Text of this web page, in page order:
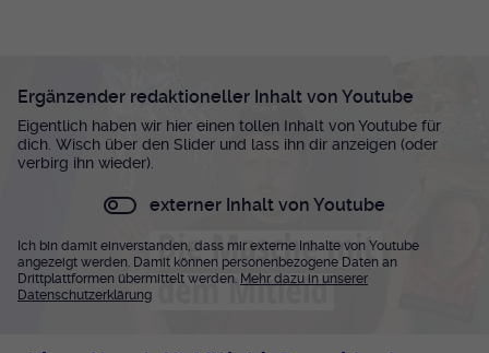
Ergänzender redaktioneller Inhalt von Youtube
Eigentlich haben wir hier einen tollen Inhalt von Youtube für
dich. Wisch über den Slider und lass ihn dir anzeigen (oder
verbirg ihn wieder).
externer Inhalt von Youtube
Ich bin damit einverstanden, dass mir externe Inhalte von Youtube
angezeigt werden. Damit können personenbezogene Daten an
Drittplattformen übermittelt werden. Mehr dazu in unserer
Datenschutzerklärung